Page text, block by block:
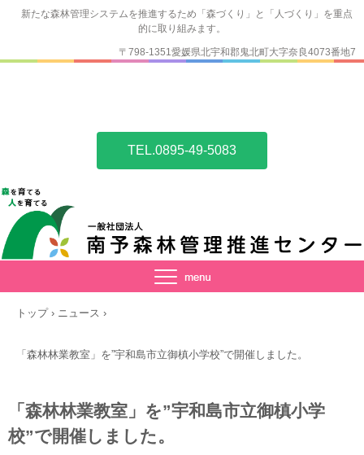
新たな森林管理システムを推進するため「森づくり」と「人づくり」を重点
的に取り組みます。
TEL.0895-49-5083
〒798-1351愛媛県北宇和郡鬼北町大字奈良4073番地7
トップ › ニュース ›
「森林林業教室」を”宇和島市立御槙小学校”で開催しました。
「森林林業教室」を”宇和島市立御槙小学
校”で開催しました。